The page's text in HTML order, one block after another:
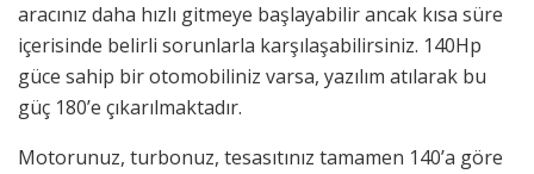
aracınız daha hızlı gitmeye başlayabilir ancak kısa süre
içerisinde belirli sorunlarla karşılaşabilirsiniz. 140Hp
güce sahip bir otomobiliniz varsa, yazılım atılarak bu
güç 180’e çıkarılmaktadır.
Motorunuz, turbonuz, tesasıtınız tamamen 140’a göre